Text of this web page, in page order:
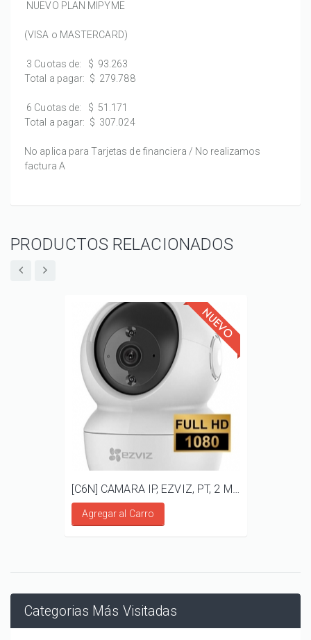
NUEVO PLAN MIPYME
(VISA o MASTERCARD)
3 Cuotas de:
$ 93.263
Total a pagar: $ 279.788
6 Cuotas de:
$ 51.171
Total a pagar: $ 307.024
No aplica para Tarjetas de financiera / No realizamos
factura A
PRODUCTOS RELACIONADOS
[C6N] CAMARA IP, EZVIZ, PT, 2 MP, AUDIO BIDIRECCIONAL
Agregar al Carro
Categorias Más Visitadas